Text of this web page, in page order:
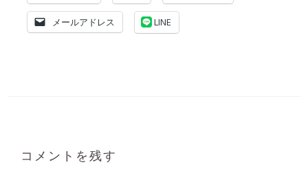
メールアドレス LINE
コメントを残す